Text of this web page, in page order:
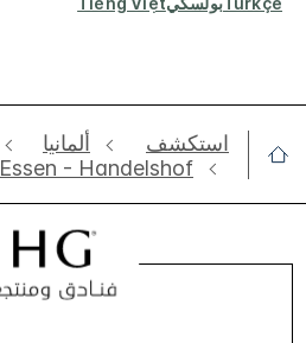
استكشف ألمانيا
Essen - Handelshof